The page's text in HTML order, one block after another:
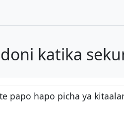
katika
papo hapo picha ya